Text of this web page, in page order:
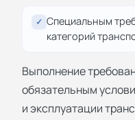
✓ Специальным
категорий
Выполнение
обязательным
и эксплуатации